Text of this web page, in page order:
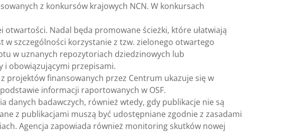
z konkursów krajowych NCN. W konkursach
otwartości. Nadal będa promowane ścieżki, które ułatwiają
szczególności korzystanie z tzw. zielonego otwartego
w uznanych repozytoriach dziedzinowych lub
i obowiązującymi przepisami.
projektów finansowanych przez Centrum ukazuje się w
informacji raportowanych w OSF.
danych badawczych, również wtedy, gdy publikacje nie są
z publikacjami muszą być udostępniane zgodnie z zasadami
Agencja zapowiada również monitoring skutków nowej